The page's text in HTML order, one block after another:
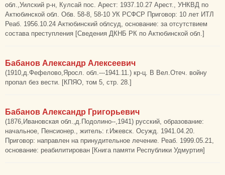
обл.,Уилский р-н, Кулсай пос. Арест: 1937.10.27 Арест., УНКВД по
Актюбинской обл. Обв. 58-8, 58-10 УК РСФСР Приговор: 10 лет ИТЛ
Реаб. 1956.10.24 Актюбинский облсуд, основание: за отсутствием
состава преступления [Сведения ДКНБ РК по Актюбинской обл.]
Бабанов Александр Алексеевич
(1910,д.Фефелово,Яросл. обл.---1941.11.) кр-ц. В Вел.Отеч. войну
пропал без вести. [КПЯО, том 5, стр. 28.]
Бабанов Александр Григорьевич
(1876,Ивановская обл.,д.Подолино--,1941) русский, образование:
начальное, Пенсионер., житель: г.Ижевск. Осужд. 1941.04.20.
Приговор: направлен на принудительное лечение. Реаб. 1999.05.21,
основание: реабилитирован [Книга памяти Республики Удмуртия]